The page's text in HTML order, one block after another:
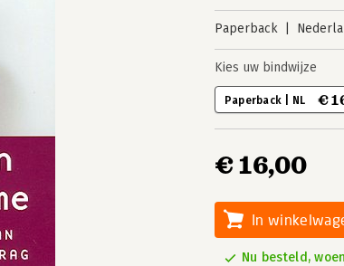
Paperback
Kies uw bindwijze
Paperback | NL €
€ 16,00
In
Nu besteld,